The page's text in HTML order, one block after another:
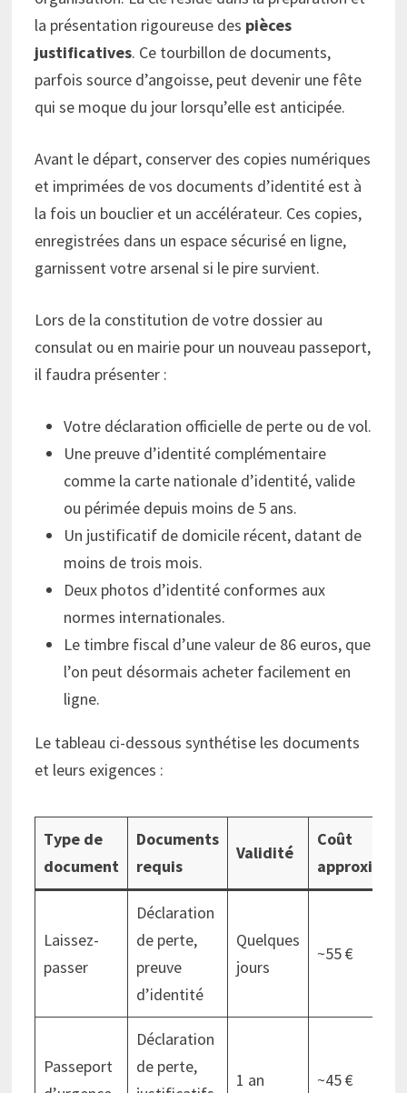
la présentation rigoureuse des pièces
justificatives. Ce tourbillon de documents,
parfois source d’angoisse, peut devenir une fête
qui se moque du jour lorsqu’elle est anticipée.
Avant le départ, conserver des copies numériques
et imprimées de vos documents d’identité est à
la fois un bouclier et un accélérateur. Ces copies,
enregistrées dans un espace sécurisé en ligne,
garnissent votre arsenal si le pire survient.
Lors de la constitution de votre dossier au
consulat ou en mairie pour un nouveau passeport,
il faudra présenter :
Votre déclaration officielle de perte ou de vol.
Une preuve d’identité complémentaire
comme la carte nationale d’identité, valide
ou périmée depuis moins de 5 ans.
Un justificatif de domicile récent, datant de
moins de trois mois.
Deux photos d’identité conformes aux
normes internationales.
Le timbre fiscal d’une valeur de 86 euros, que
l’on peut désormais acheter facilement en
ligne.
Le tableau ci-dessous synthétise les documents
et leurs exigences :
Type de
document
Documents
requis
Validité
Coût
Laissez-
passer
Déclaration
de perte,
preuve
d’identité
Quelques
jours
~55 €
Passeport
Déclaration
de perte,
1 an ~45 €